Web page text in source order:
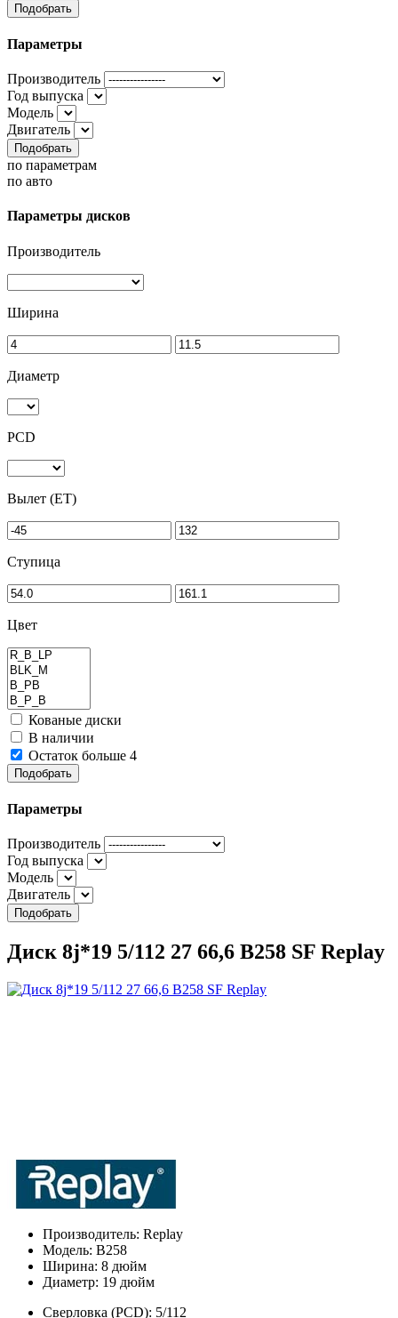
Подобрать
Параметры
Производитель
Год выпуска
Модель
Двигатель
Подобрать
по параметрам
по авто
Параметры дисков
Производитель
Ширина
Диаметр
PCD
Вылет (ET)
Ступица
Цвет
Кованые диски
В наличии
Остаток больше 4
Подобрать
Параметры
Производитель
Год выпуска
Модель
Двигатель
Подобрать
Диск 8j*19 5/112 27 66,6 B258 SF Replay
Производитель: Replay
Модель: B258
Ширина: 8 дюйм
Диаметр: 19 дюйм
Сверловка (PCD): 5/112